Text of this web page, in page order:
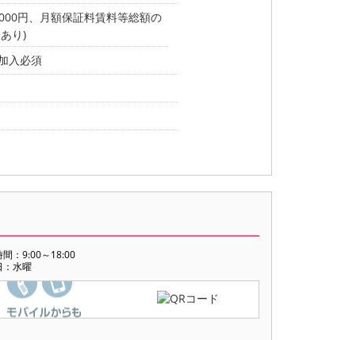
円、月額保証料賃料等総額の
り)
入必須
間：9:00～18:00
：水曜